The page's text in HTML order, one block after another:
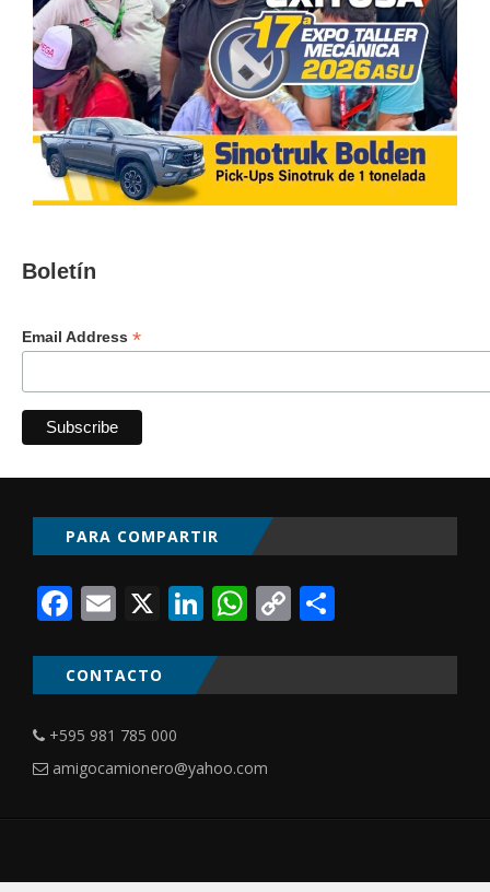
Boletín
Email Address *
PARA COMPARTIR
Facebook
Email
X LinkedIn
WhatsApp
Copy
CONTACTO
+595 981 785 000
amigocamionero@yahoo.com